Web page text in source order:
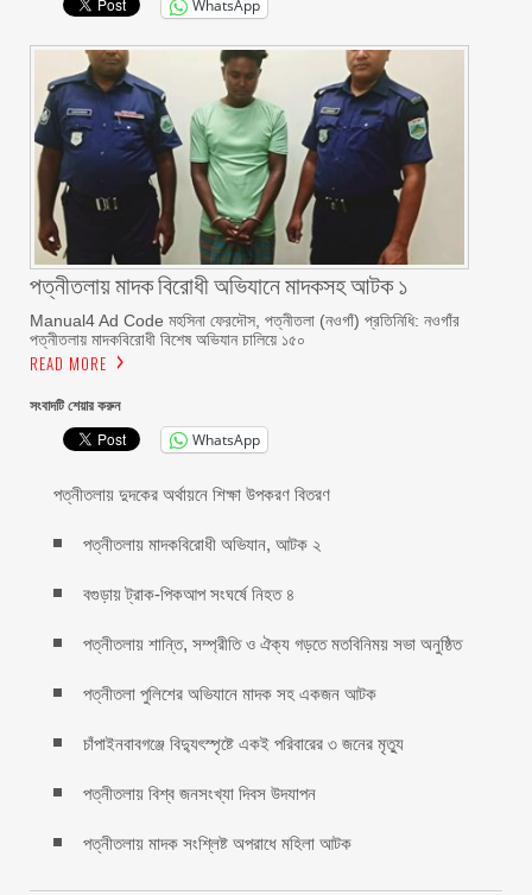
WhatsApp
পত্নীতলায় মাদক বিরোধী অভিযানে মাদকসহ আটক ১
Manual4 Ad Code মহসিনা ফেরদৌস, পত্নীতলা (নওগাঁ) প্রতিনিধি: নওগাঁর
পত্নীতলায় মাদকবিরোধী বিশেষ অভিযান চালিয়ে ১৫০
READ MORE
সংবাদটি শেয়ার করুন
WhatsApp
পত্নীতলায় দুদকের অর্থায়নে শিক্ষা উপকরণ বিতরণ
পত্নীতলায় মাদকবিরোধী অভিযান, আটক ২
বগুড়ায় ট্রাক-পিকআপ সংঘর্ষে নিহত ৪
পত্নীতলায় শান্তি, সম্প্রীতি ও ঐক্য গড়তে মতবিনিময় সভা অনুষ্ঠিত
পত্নীতলা পুলিশের অভিযানে মাদক সহ একজন আটক
চাঁপাইনবাবগঞ্জে বিদ্যুৎস্পৃষ্টে একই পরিবারের ৩ জনের মৃত্যু
পত্নীতলায় বিশ্ব জনসংখ্যা দিবস উদযাপন
পত্নীতলায় মাদক সংশ্লিষ্ট অপরাধে মহিলা আটক